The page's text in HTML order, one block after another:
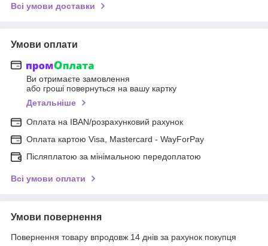
Всі умови доставки
Умови оплати
Ви отримаєте замовлення
або гроші повернуться на вашу картку
Детальніше
Оплата на IBAN/розрахунковий рахунок
Оплата картою Visa, Mastercard - WayForPay
Післяплатою за мінімальною передоплатою
Всі умови оплати
Умови повернення
Повернення товару впродовж 14 днів за рахунок покупця